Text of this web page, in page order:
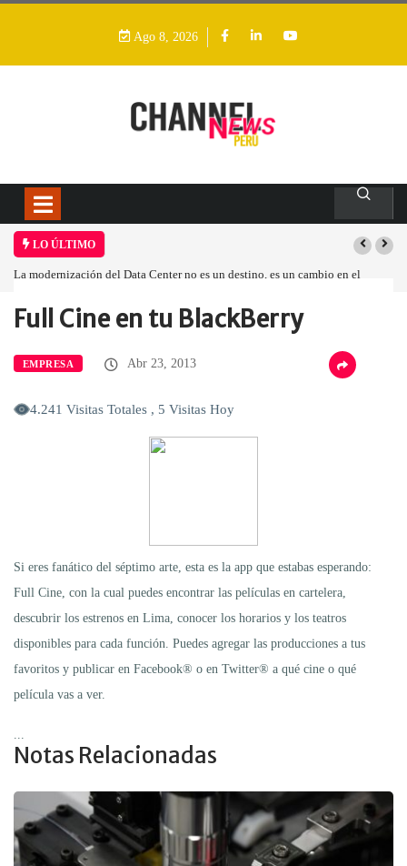
Ago 8, 2026
LO ÚLTIMO
La modernización del Data Center no es un destino, es un cambio en el
Home
Empresa Full Cine en…
Full Cine en tu BlackBerry
EMPRESA Abr 23, 2013
4.241 Visitas Totales , 5 Visitas Hoy
Si eres fanático del séptimo arte, esta es la app que estabas esperando:
Full Cine, con la cual puedes encontrar las películas en cartelera,
descubrir los estrenos en Lima, conocer los horarios y los teatros
disponibles para cada función. Puedes agregar las producciones a tus
favoritos y publicar en Facebook® o en Twitter® a qué cine o qué
película vas a ver.
Notas Relacionadas